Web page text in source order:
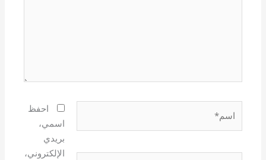
احفظ
اسمي،
بريدي
الإلكتروني،